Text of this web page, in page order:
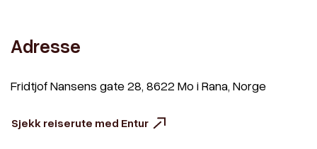
Adresse
Fridtjof Nansens gate 28, 8622 Mo i Rana, Norge
Sjekk reiserute med Entur